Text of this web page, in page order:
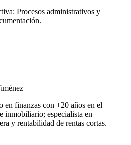
Procesos administrativos y
en finanzas con +20 años en el
inmobiliario; especialista en
y rentabilidad de rentas cortas.